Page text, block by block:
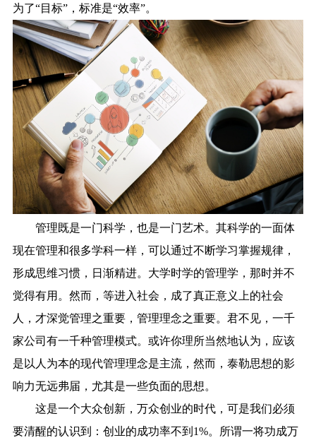
为了“目标”，标准是“效率”。
管理既是一门科学，也是一门艺术。其科学的一面体
现在管理和很多学科一样，可以通过不断学习掌握规律，
形成思维习惯，日渐精进。大学时学的管理学，那时并不
觉得有用。然而，等进入社会，成了真正意义上的社会
人，才深觉管理之重要，管理理念之重要。君不见，一千
家公司有一千种管理模式。或许你理所当然地认为，应该
是以人为本的现代管理理念是主流，然而，泰勒思想的影
响力无远弗届，尤其是一些负面的思想。
这是一个大众创新，万众创业的时代，可是我们必须
要清醒的认识到：创业的成功率不到1%。所谓一将功成万